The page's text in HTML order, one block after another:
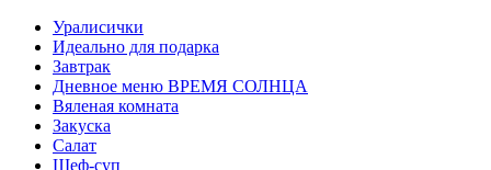
Уралисички
Идеально для подарка
Завтрак
Дневное меню ВРЕМЯ СОЛНЦА
Вяленая комната
Закуска
Салат
Шеф-суп